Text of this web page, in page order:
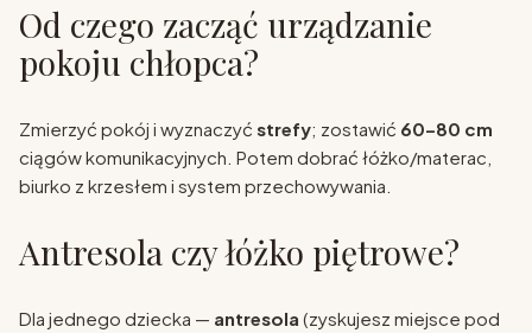
Od czego zacząć urządzanie
pokoju chłopca?
Zmierzyć pokój i wyznaczyć strefy; zostawić 60–80 cm
ciągów komunikacyjnych. Potem dobrać łóżko/materac,
biurko z krzesłem i system przechowywania.
Antresola czy łóżko piętrowe?
Dla jednego dziecka — antresola (zyskujesz miejsce pod